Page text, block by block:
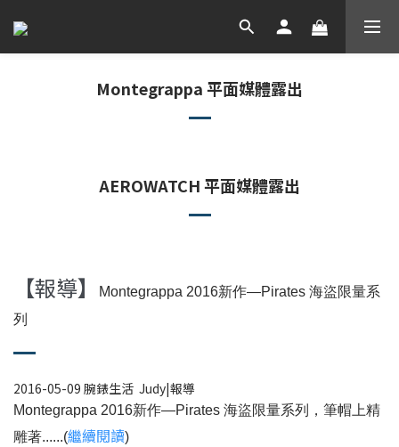
Montegrappa 平面媒體露出
AEROWATCH 平面媒體露出
【報導】
Montegrappa 2016新作—Pirates 海盜限量系
列
2016-05-09 腕錶生活 Judy|報導
Montegrappa 2016新作—Pirates 海盜限量系列，筆帽上精
雕著......(繼續閱讀)